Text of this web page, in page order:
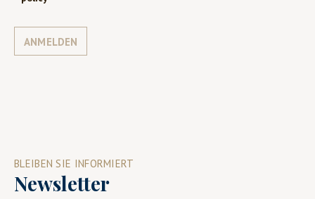
ANMELDEN
BLEIBEN SIE INFORMIERT
Newsletter